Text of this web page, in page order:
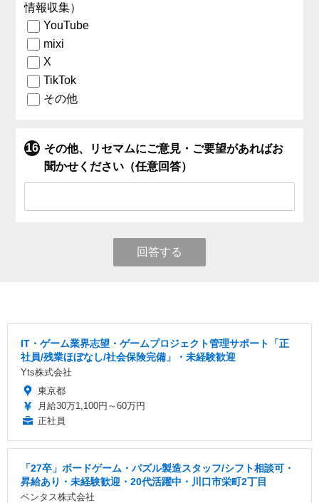
情報収集）
YouTube
mixi
X
TikTok
その他
その他、リセマムにご意見・ご要望があればお
聞かせください（任意回答）
回答する
IT・ゲーム業界志望・ゲームプロジェクト管理サポート「正
社員/残業ほぼなし/社会保険完備」・未経験歓迎
Yts株式会社
東京都
月給30万1,100円～60万円
正社員
「27卒」ボードゲーム・パズル製造スタッフ/シフト相談可・
昇給あり・未経験歓迎・20代活躍中・川口市栄町2丁目
ベンタス株式会社